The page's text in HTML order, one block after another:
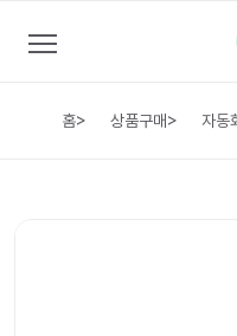
홈> 상품구매> 자동